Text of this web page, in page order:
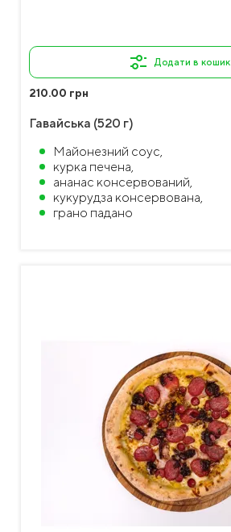
Додати в кошик
210.00 грн
Гавайська (520 г)
Майонезний соус,
курка печена,
ананас консервований,
кукурудза консервована,
грано падано